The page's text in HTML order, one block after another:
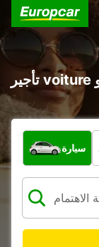
ما نوع المركبة؟
سيارة